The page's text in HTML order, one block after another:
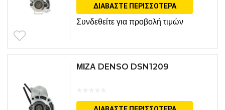
ΔΙΑΒΆΣΤΕ ΠΕΡΙΣΣΌΤΕΡΑ
Συνδεθείτε για προβολή τιμών
ΜΙΖΑ DENSO DSN1209